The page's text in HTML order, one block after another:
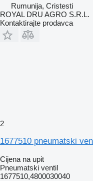
Rumunija, Cristesti
ROYAL DRU AGRO S.R.L.
Kontaktirajte prodavca
2
1677510 pneumatski
Cijena na upit
Pneumatski ventil
1677510,4800030040